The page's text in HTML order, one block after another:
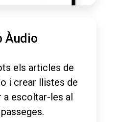
Àudio
els articles de
i crear llistes de
escoltar-les al